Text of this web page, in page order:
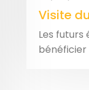
Visite
Les
bénéficier